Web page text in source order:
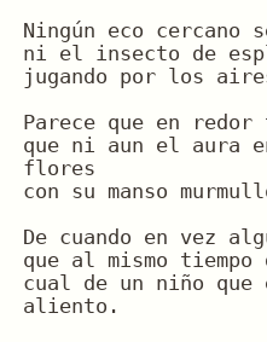
Ningún eco cercano
ni el insecto de
jugando por los
Parece que en redor
que ni aun el aura
flores
con su manso
De cuando en vez
que al mismo tiempo
cual de un niño
aliento.